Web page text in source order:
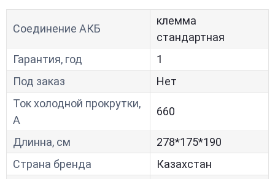
Соединение АКБ
клемма
стандартная
Гарантия, год
1
Под заказ
Нет
Ток холодной прокрутки,
A
660
Длинна, см
278*175*190
Страна бренда
Казахстан